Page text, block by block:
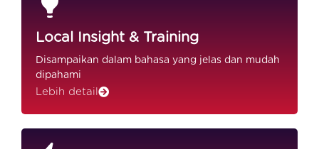
Local Insight & Training
Disampaikan dalam bahasa yang jelas dan mudah
dipahami
Lebih detail